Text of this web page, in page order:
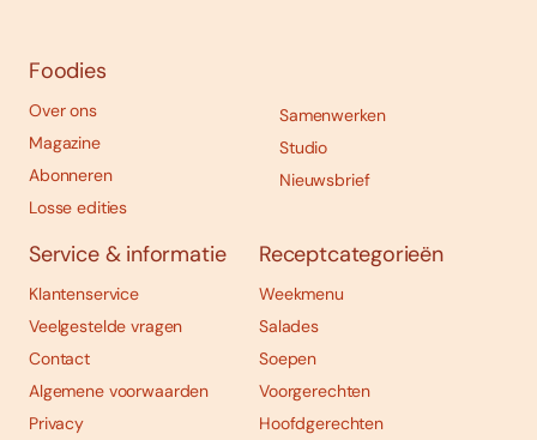
Foodies
Over ons
Magazine
Abonneren
Losse edities
Samenwerken
Studio
Nieuwsbrief
Service & informatie
Klantenservice
Veelgestelde vragen
Contact
Algemene voorwaarden
Privacy
Receptcategorieën
Weekmenu
Salades
Soepen
Voorgerechten
Hoofdgerechten